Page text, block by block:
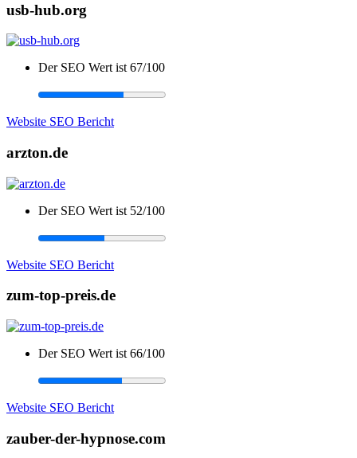
usb-hub.org
Der SEO Wert ist 67/100
Website SEO Bericht
arzton.de
Der SEO Wert ist 52/100
Website SEO Bericht
zum-top-preis.de
Der SEO Wert ist 66/100
Website SEO Bericht
zauber-der-hypnose.com